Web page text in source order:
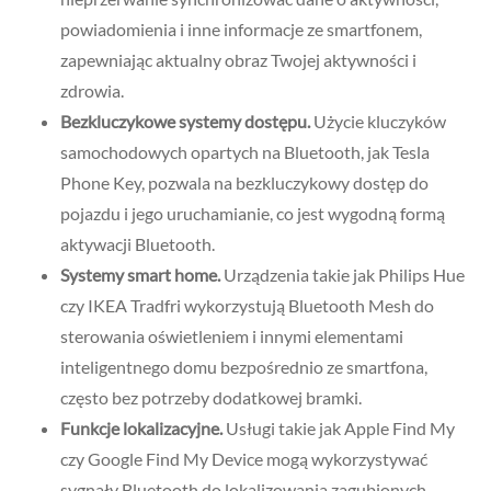
powiadomienia i inne informacje ze smartfonem,
zapewniając aktualny obraz Twojej aktywności i
zdrowia.
Bezkluczykowe systemy dostępu.Użycie kluczyków
samochodowych opartych na Bluetooth, jak Tesla
Phone Key, pozwala na bezkluczykowy dostęp do
pojazdu i jego uruchamianie, co jest wygodną formą
aktywacji Bluetooth.
Systemy smart home.Urządzenia takie jak Philips Hue
czy IKEA Tradfri wykorzystują Bluetooth Mesh do
sterowania oświetleniem i innymi elementami
inteligentnego domu bezpośrednio ze smartfona,
często bez potrzeby dodatkowej bramki.
Funkcje lokalizacyjne.Usługi takie jak Apple Find My
czy Google Find My Device mogą wykorzystywać